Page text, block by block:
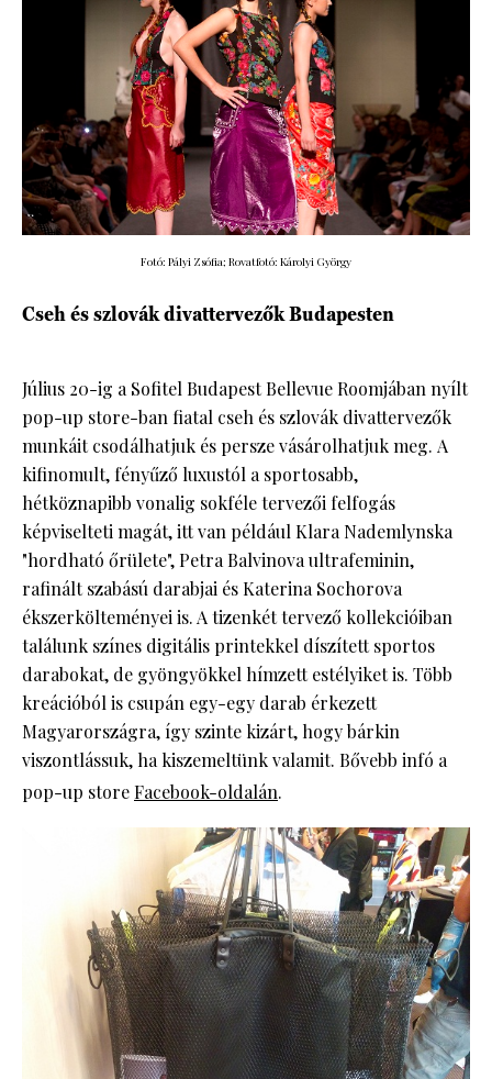
Fotó: Pályi Zsófia; Rovatfotó: Károlyi György
Cseh és szlovák divattervezők Budapesten
Július 20-ig a Sofitel Budapest Bellevue Roomjában nyílt
pop-up store-ban fiatal cseh és szlovák divattervezők
munkáit csodálhatjuk és persze vásárolhatjuk meg. A
kifinomult, fényűző luxustól a sportosabb,
hétköznapibb vonalig sokféle tervezői felfogás
képviselteti magát, itt van például Klara Nademlynska
"hordható őrülete", Petra Balvinova ultrafeminin,
rafinált szabású darabjai és Katerina Sochorova
ékszerkölteményei is. A tizenkét tervező kollekcióiban
találunk színes digitális printekkel díszített sportos
darabokat, de gyöngyökkel hímzett estélyiket is. Több
kreációból is csupán egy-egy darab érkezett
Magyarországra, így szinte kizárt, hogy bárkin
viszontlássuk, ha kiszemeltünk valamit. Bővebb infó a
pop-up storeFacebook-oldalán.